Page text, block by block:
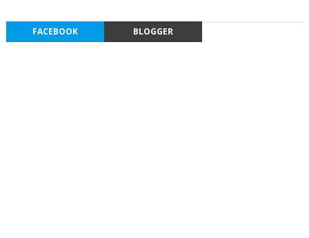
FACEBOOK BLOGGER